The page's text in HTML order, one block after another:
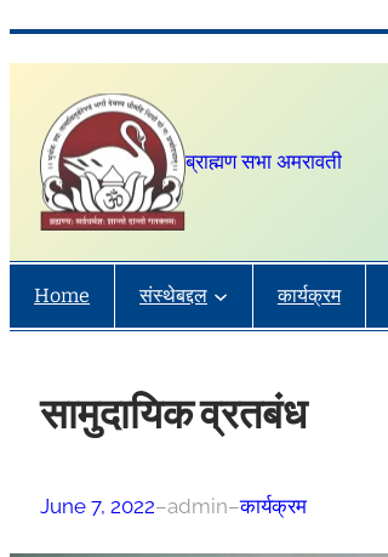
content
ब्राह्मण सभा अमरावती
Home संस्थेबद्दल कार्यक्रम
सामुदायिक व्रतबंध
June 7, 2022–admin–कार्यक्रम